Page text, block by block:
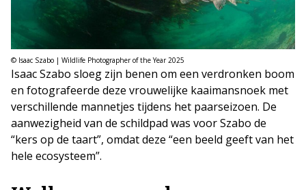
© Isaac Szabo | Wildlife Photographer of the Year 2025
Isaac Szabo sloeg zijn benen om een verdronken boom
en fotografeerde deze vrouwelijke kaaimansnoek met
verschillende mannetjes tijdens het paarseizoen. De
aanwezigheid van de schildpad was voor Szabo de
“kers op de taart”, omdat deze “een beeld geeft van het
hele ecosysteem”.